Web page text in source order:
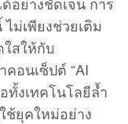
ม่เพียงช่วยเติม
สให้กับ
อนเซ็ปต์ “AI
ทั้งเทคโนโลยีล้ำ
ช้ยุคใหม่อย่าง